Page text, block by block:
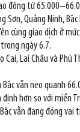
động từ
Sơn, Quảng Ninh,
cùng giao dịch ở
ngày 6.7.
Cai, Lai Châu và Phú
vẫn neo quanh
hơn so với miền
vẫn đang đóng vai